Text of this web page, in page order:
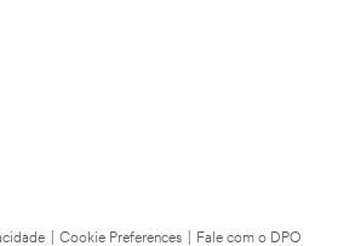
Cookie Preferences
Fale com o DPO